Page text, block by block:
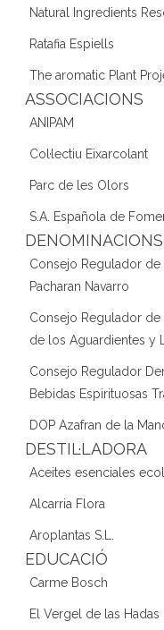
Natural Ingredients
Ratafia Espiells
The aromatic Plant
ASSOCIACIONS
ANIPAM
Col·lectiu Eixarcolant
Parc de les Olors
S.A. Española de
Consejo Regulador
Pacharan Navarro
Consejo Regulador
de los Aguardientes y
Consejo Regulador
Bebidas Espirituosas
DOP Azafran de la
DESTIL·LADORA
Aceites esenciales
Alcarria Flora
Aroplantas S.L.
EDUCACIÓ
Carme Bosch
El Vergel de las Hadas